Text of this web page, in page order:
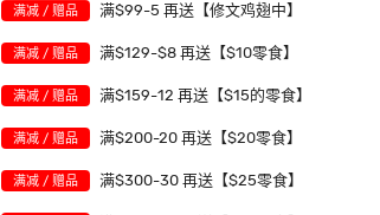
满减 / 赠品 满$99-5 再送【修文鸡翅中】
满减 / 赠品 满$129-$8 再送【$10零食】
满减 / 赠品 满$159-12 再送【$15的零食】
满减 / 赠品 满$200-20 再送【$20零食】
满减 / 赠品 满$300-30 再送【$25零食】